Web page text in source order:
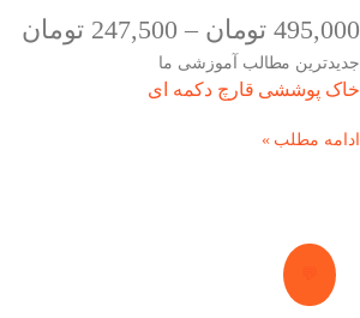
495,000 تومان –
247,500 تومان
جدیدترین مطالب آموزشی ما
خاک پوششی قارچ دکمه ای
ادامه مطلب »